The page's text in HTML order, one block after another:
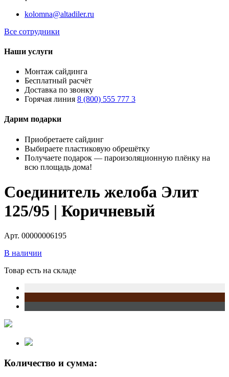
kolomna@altadiler.ru
Все сотрудники
Наши услуги
Монтаж сайдинга
Бесплатный расчёт
Доставка по звонку
Горячая линия 8 (800) 555 777 3
Дарим подарки
Приобретаете сайдинг
Выбираете пластиковую обрешётку
Получаете подарок — пароизоляционную плёнку на
всю площадь дома!
Соединитель желоба Элит
125/95 | Коричневый
Арт. 00000006195
В наличии
Товар есть на складе
Количество и сумма: